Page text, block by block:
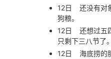
12日
还没有对
狗粮。
12日
还想过五
只剩下三八节了。
12日
海底捞的